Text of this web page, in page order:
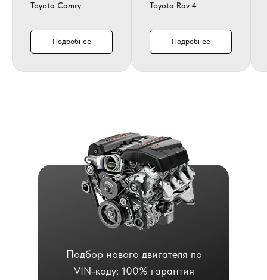
Toyota Camry
Подробнее
Toyota Rav 4
Подробнее
Подбор нового двигателя по
VIN-коду: 100% гарантия